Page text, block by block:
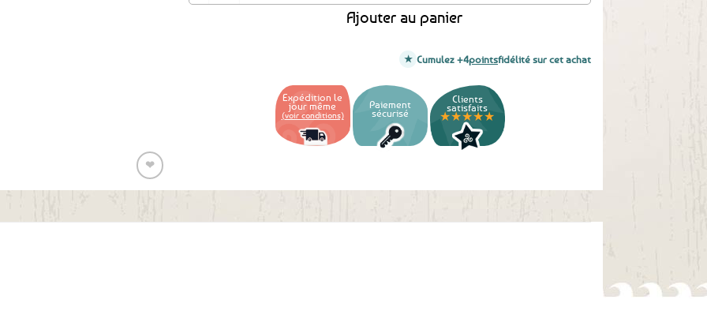
❤
Ajouter
Ajouter au panier
Cumulez +4pointsfidélité sur cet achat
Expédition le
jour même
(voir conditions)
Paiement
sécurisé
Clients
satisfaits
★★★★★